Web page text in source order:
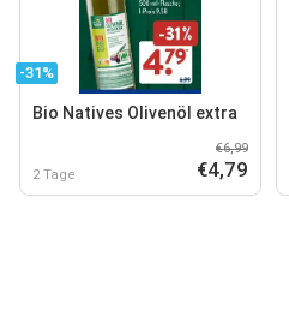
-31%
Bio Natives Olivenöl extra
2 Tage
€6,99
€4,79